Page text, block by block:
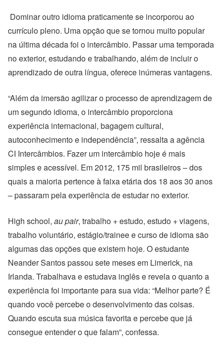
Dominar outro idioma praticamente se incorporou ao
currículo pleno. Uma opção que se tornou muito popular
na última década foi o intercâmbio. Passar uma temporada
no exterior, estudando e trabalhando, além de incluir o
aprendizado de outra língua, oferece inúmeras vantagens.
“Além da imersão agilizar o processo de aprendizagem de
um segundo idioma, o intercâmbio proporciona
experiência internacional, bagagem cultural,
autoconhecimento e independência”, ressalta a agência
CI Intercâmbios. Fazer um intercâmbio hoje é mais
simples e acessível. Em 2012, 175 mil brasileiros – dos
quais a maioria pertence à faixa etária dos 18 aos 30 anos
– passaram pela experiência de estudar no exterior.
High school, au pair, trabalho + estudo, estudo + viagens,
trabalho voluntário, estágio/trainee e curso de idioma são
algumas das opções que existem hoje. O estudante
Neander Santos passou sete meses em Limerick, na
Irlanda. Trabalhava e estudava inglês e revela o quanto a
experiência foi importante para sua vida: “Melhor parte? É
quando você percebe o desenvolvimento das coisas.
Quando escuta sua música favorita e percebe que já
consegue entender o que falam”, confessa.